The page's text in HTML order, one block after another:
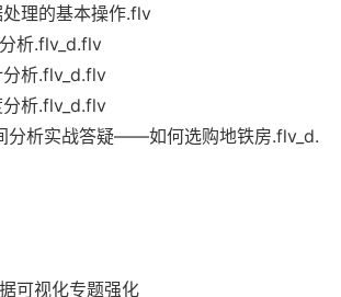
理的基本操作.flv
析.flv_d.flv
析.flv_d.flv
析.flv_d.flv
分析实战答疑——如何选购地铁房.flv_d.
可视化专题强化